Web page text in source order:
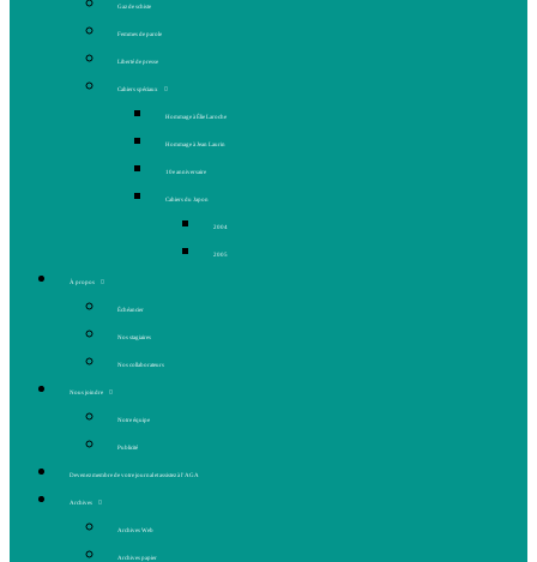
Gaz de schiste
Femmes de parole
Liberté de presse
Cahiers spéciaux
Hommage à Élie Laroche
Hommage à Jean Laurin
10e anniversaire
Cahiers du Japon
2004
2005
À propos
Échéancier
Nos stagiaires
Nos collaborateurs
Nous joindre
Notre équipe
Publicité
Devenez membre de votre journal et assistez à l’AGA
Archives
Archives Web
Archives papier